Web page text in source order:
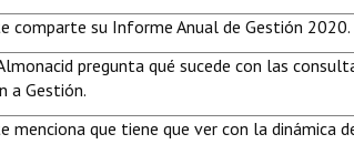
comparte su Informe Anual de Gestión 2020.
pregunta qué sucede con las
a Gestión.
menciona que tiene que ver con la dinámica